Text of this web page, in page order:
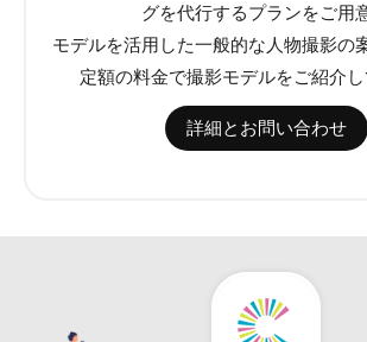
グを代行するプランをご用
モデルを活用した一般的な人物撮影の
定額の料金で撮影モデルをご紹介し
詳細とお問い合わせ